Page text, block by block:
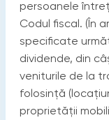
persoanele
Codul fiscal. (În
specificate
dividende, din
veniturile de la
folosinţă
proprietăţii